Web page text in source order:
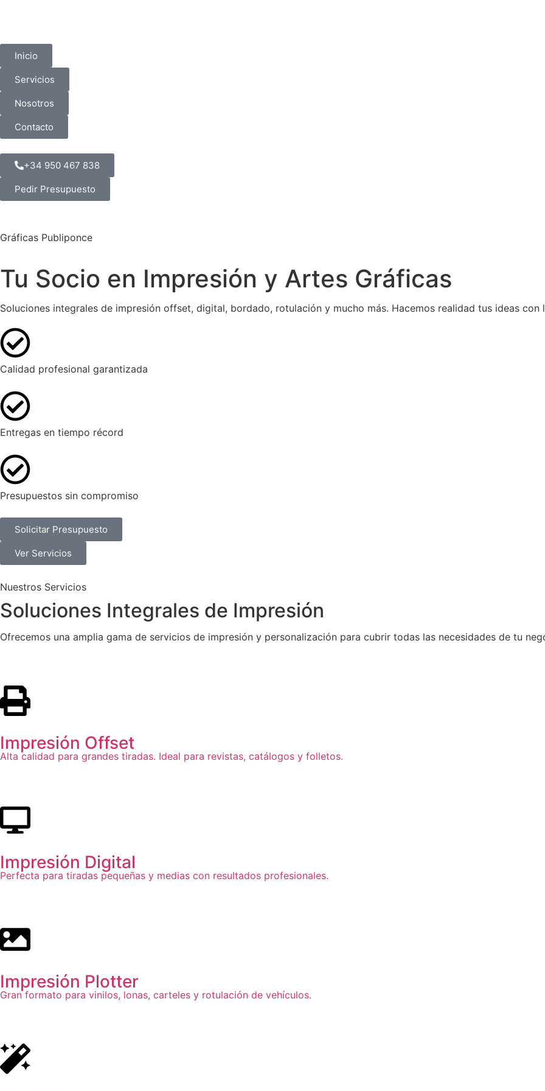
Inicio
Servicios
Nosotros
Contacto
+34 950 467 838
Pedir Presupuesto
Gráficas Publiponce
Tu Socio en Impresión y Artes Gráficas
Soluciones integrales de impresión offset, digital, bordado, rotulación y mucho más. Hacemos realidad tus ideas con
Calidad profesional garantizada
Entregas en tiempo récord
Presupuestos sin compromiso
Solicitar Presupuesto
Ver Servicios
Nuestros Servicios
Soluciones Integrales de Impresión
Ofrecemos una amplia gama de servicios de impresión y personalización para cubrir todas las necesidades de tu
Impresión Offset
Alta calidad para grandes tiradas. Ideal para revistas, catálogos y folletos.
Impresión Digital
Perfecta para tiradas pequeñas y medias con resultados profesionales.
Impresión Plotter
Gran formato para vinilos, lonas, carteles y rotulación de vehículos.